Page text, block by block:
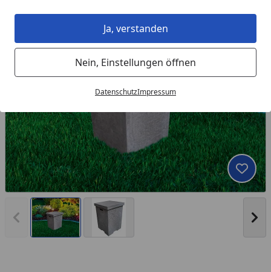
Ja, verstanden
Nein, Einstellungen öffnen
DatenschutzImpressum
Vorheriges Bild anzeigen